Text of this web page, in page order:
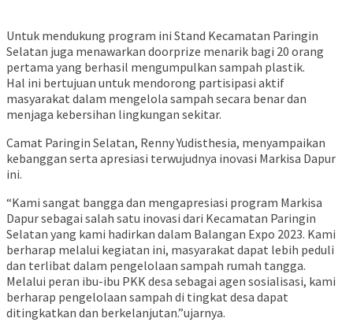
Untuk mendukung program ini Stand Kecamatan Paringin
Selatan juga menawarkan doorprize menarik bagi 20 orang
pertama yang berhasil mengumpulkan sampah plastik.
Hal ini bertujuan untuk mendorong partisipasi aktif
masyarakat dalam mengelola sampah secara benar dan
menjaga kebersihan lingkungan sekitar.
Camat Paringin Selatan, Renny Yudisthesia, menyampaikan
kebanggan serta apresiasi terwujudnya inovasi Markisa Dapur
ini.
“Kami sangat bangga dan mengapresiasi program Markisa
Dapur sebagai salah satu inovasi dari Kecamatan Paringin
Selatan yang kami hadirkan dalam Balangan Expo 2023. Kami
berharap melalui kegiatan ini, masyarakat dapat lebih peduli
dan terlibat dalam pengelolaan sampah rumah tangga.
Melalui peran ibu-ibu PKK desa sebagai agen sosialisasi, kami
berharap pengelolaan sampah di tingkat desa dapat
ditingkatkan dan berkelanjutan.”ujarnya.